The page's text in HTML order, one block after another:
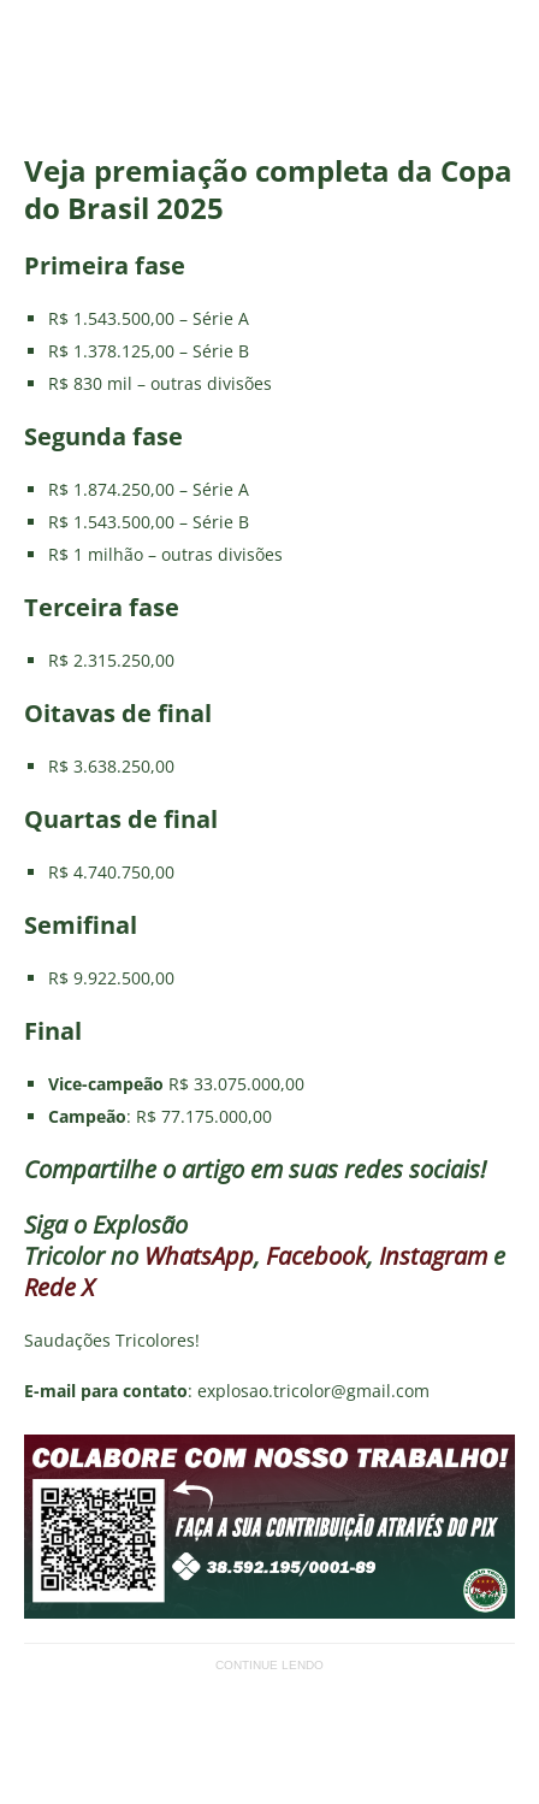
Veja premiação completa da Copa
do Brasil 2025
Primeira fase
R$ 1.543.500,00 – Série A
R$ 1.378.125,00 – Série B
R$ 830 mil – outras divisões
Segunda fase
R$ 1.874.250,00 – Série A
R$ 1.543.500,00 – Série B
R$ 1 milhão – outras divisões
Terceira fase
R$ 2.315.250,00
Oitavas de final
R$ 3.638.250,00
Quartas de final
R$ 4.740.750,00
Semifinal
R$ 9.922.500,00
Final
Vice-campeão R$ 33.075.000,00
Campeão: R$ 77.175.000,00
Compartilhe o artigo em suas redes sociais!
Siga oExplosão
Tricolorno WhatsApp, Facebook, Instagram e
Rede X
Saudações Tricolores!
E-mail para contato: explosao.tricolor@gmail.com
CONTINUE LENDO